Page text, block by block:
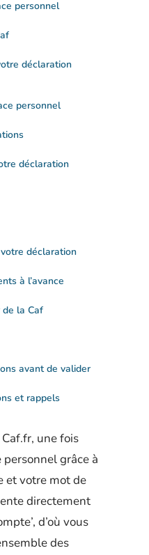
personnel
déclaration
personnel
déclaration
déclaration
à l’avance
la Caf
avant de valider
et rappels
une fois
grâce à
et votre mot de
directement
d’où vous
des